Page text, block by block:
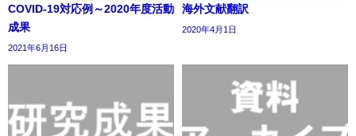
COVID-19対応例～2020年度活動
成果
2021年6月16日
海外文献翻訳
2020年4月1日